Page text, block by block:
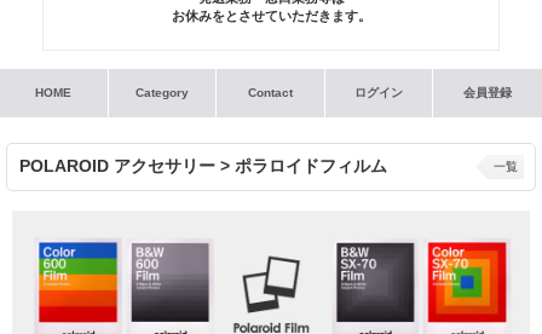
お休みをとさせていただきます。
HOME Category Contact ログイン 会員登録
POLAROID アクセサリー > ポラロイドフィルム 一覧